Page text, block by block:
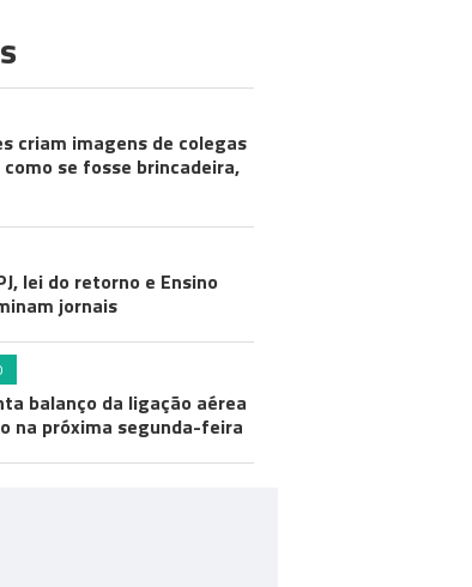
criam imagens de colegas
como se fosse brincadeira,
lei do retorno e Ensino
jornais
balanço da ligação aérea
na próxima segunda-feira